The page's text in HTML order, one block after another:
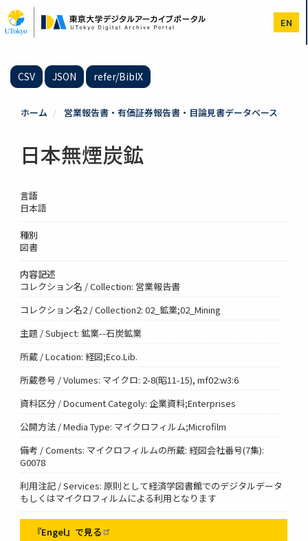
イ
ン
EN
CSV JSON refer/BibIX
ホーム 営業報告書・有価証券報告書・目論見書データベース
日本無煙炭鉱
言語
日本語
種別
図書
内容記述
コレクション名 / Collection: 営業報告書
コレクション名2 / Collection2: 02_鉱業;02_Mining
主題 / Subject: 鉱業--石炭鉱業
所蔵 / Location: 経図;Eco.Lib.
所蔵巻号 / Volumes: マイクロ: 2-8(昭11-15), mf02:w3:6
資料区分 / Document Categoly: 企業資料;Enterprises
公開方法 / Media Type: マイクロフィルム;Microfilm
備考 / Coments: マイクロフィルムの所蔵: 経図会社番号(7集):
G0078
利用注記 / Services: 原則として経済学図書館でのデジタルデータ
もしくはマイクロフィルムによる利用となります
『Engel』で見る